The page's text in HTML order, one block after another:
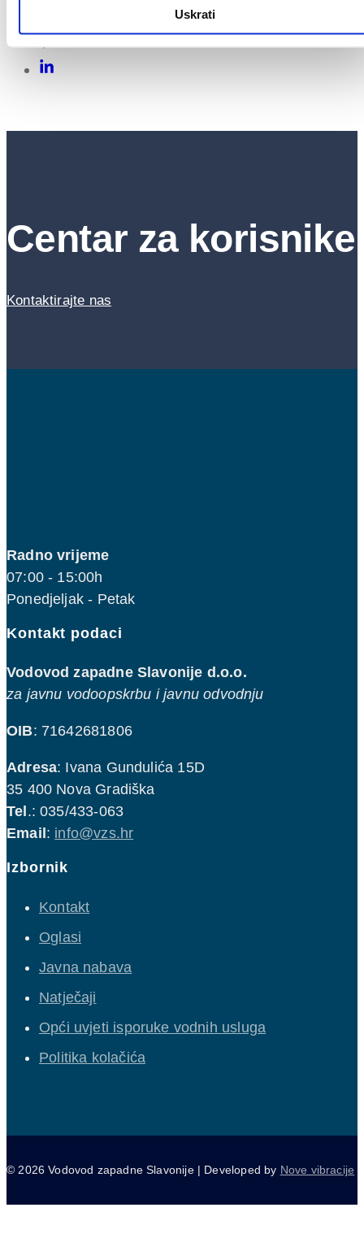
Uskrati
Centar za korisnike
Kontaktirajte nas
Radno vrijeme
07:00 - 15:00h
Ponedjeljak - Petak
Kontakt podaci
Vodovod zapadne Slavonije d.o.o.
za javnu vodoopskrbu i javnu odvodnju
OIB: 71642681806
Adresa: Ivana Gundulića 15D
35 400 Nova Gradiška
Tel .: 035/433-063
Email : info@vzs.hr
Izbornik
Kontakt
Oglasi
Javna nabava
Natječaji
Opći uvjeti isporuke vodnih usluga
Politika kolačića
© 2026 Vodovod zapadne Slavonije | Developed by Nove vibracije